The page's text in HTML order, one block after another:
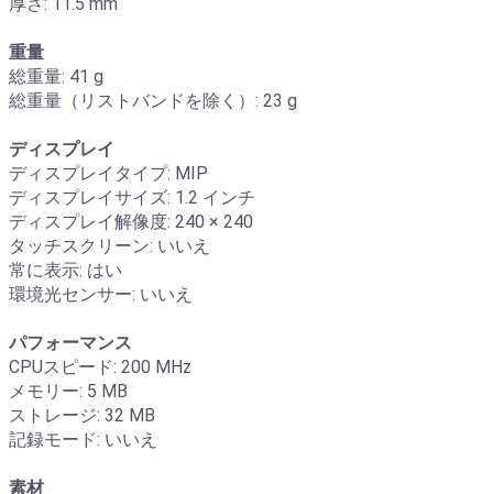
重量
総重量: 41 g
総重量（リストバンドを除く）: 23 g
ディスプレイ
ディスプレイタイプ: MIP
ディスプレイサイズ: 1.2 インチ
ディスプレイ解像度: 240 × 240
タッチスクリーン: いいえ
常に表示: はい
環境光センサー: いいえ
パフォーマンス
CPUスピード: 200 MHz
メモリー: 5 MB
ストレージ: 32 MB
記録モード: いいえ
素材